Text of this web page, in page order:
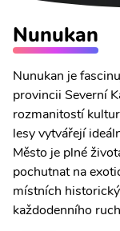
Nunukan
Nunukan je
provincii Severní
rozmanitostí
lesy vytvářejí
Město je plné
pochutnat na
místních
každodenního